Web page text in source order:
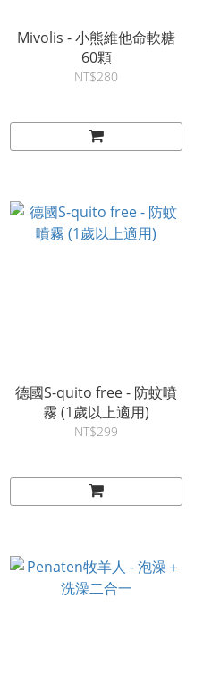
Mivolis - 小熊維他命軟糖
60顆
NT$280
德國S-quito free - 防蚊噴
霧 (1歲以上適用)
NT$299